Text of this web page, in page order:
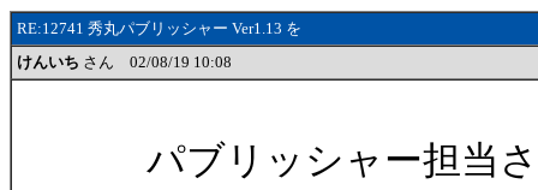
RE:12741 秀丸パブリッシャー Ver1.13 を
けんいち さん 02/08/19 10:08
パブリッシャー担当